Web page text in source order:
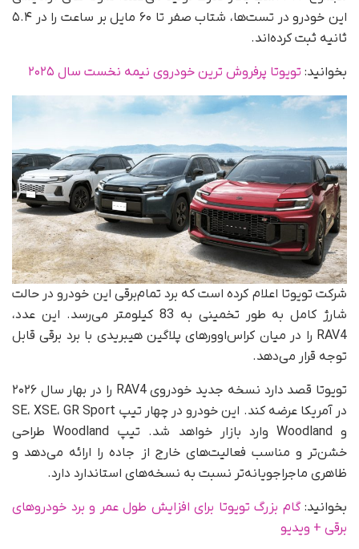
این خودرو در تست‌ها، شتاب صفر تا ۶۰ مایل بر ساعت را در ۵.۴
ثانیه ثبت کرده‌اند.
بخوانید: تویوتا پرفروش ترین خودروی نیمه نخست سال ۲۰۲۵
شرکت تویوتا اعلام کرده است که برد تمام‌برقی این خودرو در حالت
شارژ کامل به‌ طور تخمینی به 83 کیلومتر می‌رسد. این عدد،
RAV4 را در میان کراس‌اوورهای پلاگین هیبریدی با برد برقی قابل
توجه قرار می‌دهد.
تویوتا قصد دارد نسخه جدید خودروی RAV4 را در بهار سال ۲۰۲۶
در آمریکا عرضه کند. این خودرو در چهار تیپ SE، XSE، GR Sport
و Woodland وارد بازار خواهد شد. تیپ Woodland طراحی
خشن‌تر و مناسب فعالیت‌های خارج از جاده را ارائه می‌دهد و
ظاهری ماجراجویانه‌تر نسبت به نسخه‌های استاندارد دارد.
بخوانید:گام بزرگ تویوتا برای افزایش طول عمر و برد خودروهای
برقی + ویدیو